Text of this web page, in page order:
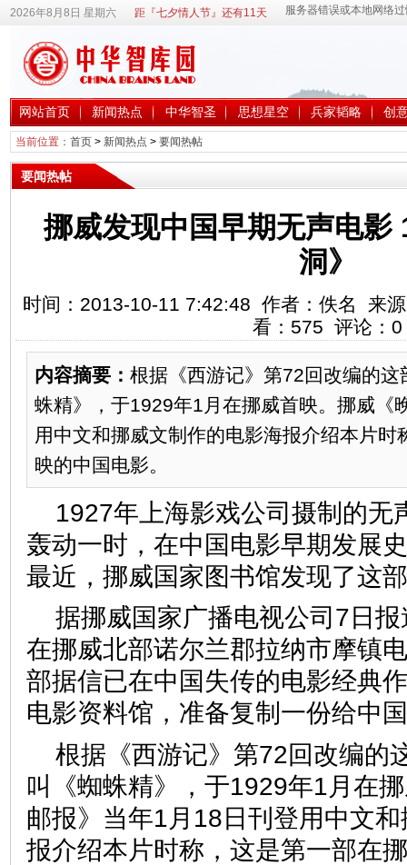
2026年8月8日 星期六 距『七夕情人节』还有11天
网站首页 新闻热点 中华智圣 思想星空 兵家韬略 创
当前位置： 首页> 新闻热点 > 要闻热帖
要闻热帖
挪威发现中国早期无声电影
洞》
时间：2013-10-11 7:42:48 作者：佚名 来
看： 575 评论： 0
内容摘要： 根据《西游记》第72回改编的
蛛精》，于1929年1月在挪威首映。挪威《
用中文和挪威文制作的电影海报介绍本片时
映的中国电影。
1927年上海影戏公司摄制的无
轰动一时，在中国电影早期发展
最近，挪威国家图书馆发现了这
据挪威国家广播电视公司7日
在挪威北部诺尔兰郡拉纳市摩镇
部据信已在中国失传的电影经典
电影资料馆，准备复制一份给
根据《西游记》第72回改编的
叫《蜘蛛精》，于1929年1月在
邮报》当年1月18日刊登用中文
报介绍本片时称，这是第一部在